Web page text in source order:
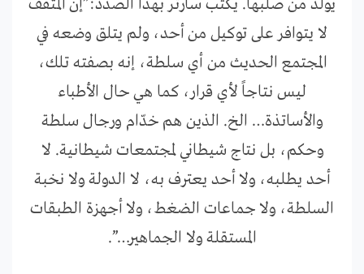
يولد من صلبها. يكتب سارتر بهذا الصدد:”إن المثقف
لا يتوافر على توكيل من أحد، ولم يتلق وضعه في
المجتمع الحديث من أي سلطة، إنه بصفته تلك،
ليس نتاجاً لأي قرار، كما هي حال الأطباء
والأساتذة… الخ. الذين هم خدّام ورجال سلطة
وحكم، بل نتاج شيطاني لمجتمعات شيطانية. لا
أحد يطلبه، ولا أحد يعترف به، لا الدولة ولا نخبة
السلطة، ولا جماعات الضغط، ولا أجهزة الطبقات
المستقلة ولا الجماهير…”.